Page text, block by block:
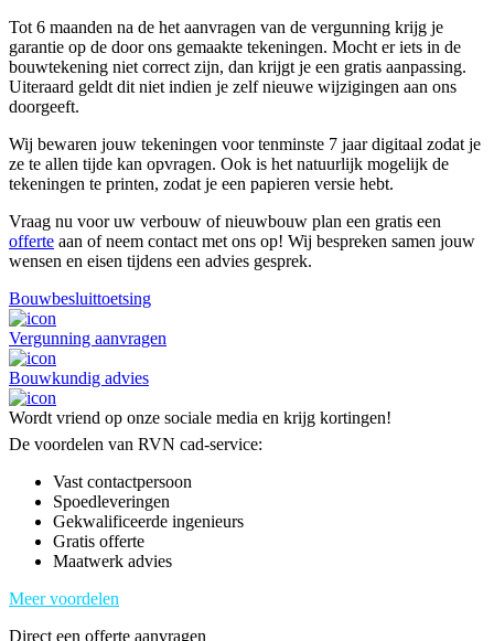
Tot 6 maanden na de het aanvragen van de vergunning krijg je
garantie op de door ons gemaakte tekeningen. Mocht er iets in de
bouwtekening niet correct zijn, dan krijgt je een gratis aanpassing.
Uiteraard geldt dit niet indien je zelf nieuwe wijzigingen aan ons
doorgeeft.
Wij bewaren jouw tekeningen voor tenminste 7 jaar digitaal zodat je
ze te allen tijde kan opvragen. Ook is het natuurlijk mogelijk de
tekeningen te printen, zodat je een papieren versie hebt.
Vraag nu voor uw verbouw of nieuwbouw plan een gratis een
offerte aan of neem contact met ons op! Wij bespreken samen jouw
wensen en eisen tijdens een advies gesprek.
Bouwbesluittoetsing
Vergunning aanvragen
Bouwkundig advies
Wordt vriend op onze sociale media en krijg kortingen!
De voordelen van RVN cad-service:
Vast contactpersoon
Spoedleveringen
Gekwalificeerde ingenieurs
Gratis offerte
Maatwerk advies
Meer voordelen
Direct een offerte aanvragen